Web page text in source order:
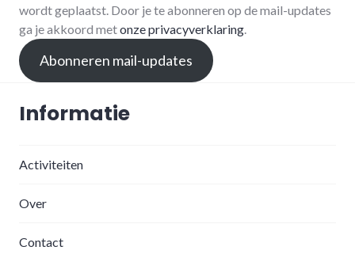
wordt geplaatst. Door je te abonneren op de mail-updates
ga je akkoord metonze privacyverklaring.
Abonneren mail-updates
Informatie
Activiteiten
Over
Contact